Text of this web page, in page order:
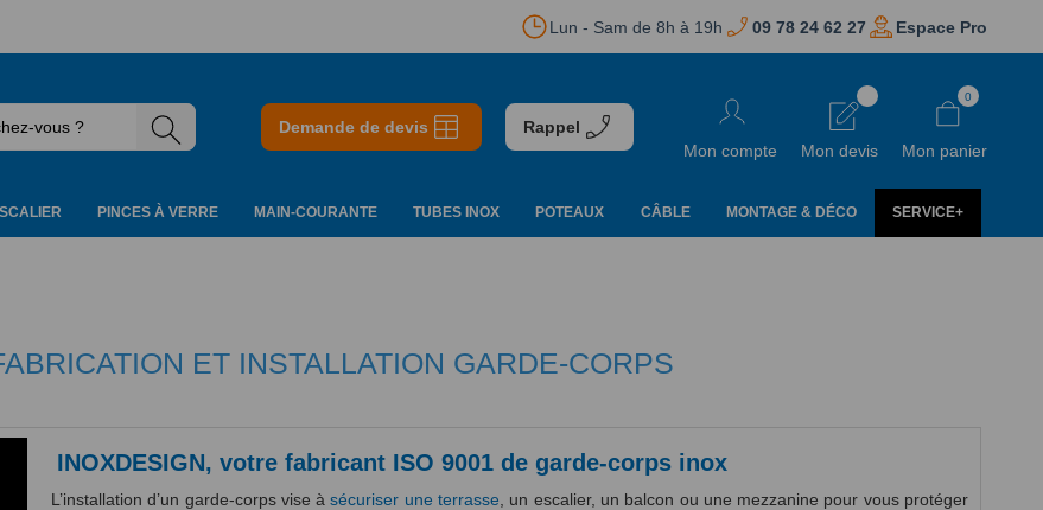
Lun - Sam de 8h à 19h 09 78 24 62 27 Espace Pro
Demande de devis
Rappel
Mon compte
Mon devis Mon panier
0
PINCES À VERRE MAIN-COURANTE TUBES INOX POTEAUX CÂBLE MONTAGE & DÉCO SERVICE+
ET INSTALLATION GARDE-CORPS
INOXDESIGN, votre fabricant ISO 9001 de garde-corps inox
L’installation d’un garde-corps vise àsécuriser une terrasse , un escalier, un balcon ou une mezzanine pour vous protéger